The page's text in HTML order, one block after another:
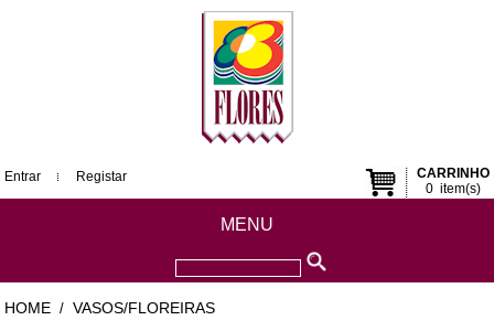
CARRINHO
0item(s)
Entrar Registar
MENU
HOME / VASOS/FLOREIRAS